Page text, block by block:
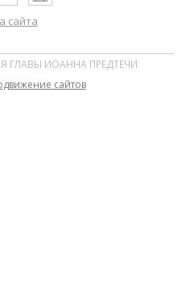
сайта
ГЛАВЫ ИОАННА ПРЕДТЕЧИ
сайтов